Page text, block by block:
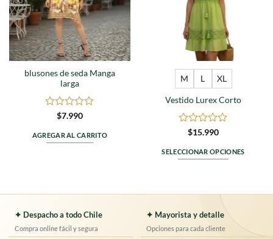
blusones de seda Manga
larga
Valorado
0
de
$7.990
AGREGAR AL CARRITO
M L XL
Vestido Lurex Corto
Valorado
0
de
$15.990
SELECCIONAR OPCIONES
múltiples
variantes.
Las
✦ Despacho a todo Chile
Compra online fácil y segura
✦ Mayorista y detalle
Opciones para cada cliente